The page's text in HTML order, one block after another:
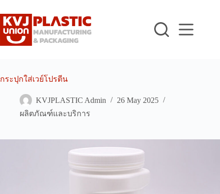
to
content
กระปุกใส่เวย์โปรตีน
KVJPLASTIC Admin
26 May 2025
ผลิตภัณฑ์และบริการ